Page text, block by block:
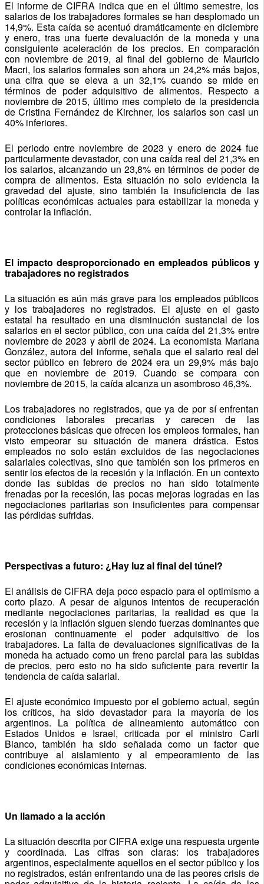
El informe de CIFRA indica que en el último semestre, los
salarios de los trabajadores formales se han desplomado un
14,9%. Esta caída se acentuó dramáticamente en diciembre
y enero, tras una fuerte devaluación de la moneda y una
consiguiente aceleración de los precios. En comparación
con noviembre de 2019, al final del gobierno de Mauricio
Macri, los salarios formales son ahora un 24,2% más bajos,
una cifra que se eleva a un 32,1% cuando se mide en
términos de poder adquisitivo de alimentos. Respecto a
noviembre de 2015, último mes completo de la presidencia
de Cristina Fernández de Kirchner, los salarios son casi un
40% inferiores.
El periodo entre noviembre de 2023 y enero de 2024 fue
particularmente devastador, con una caída real del 21,3% en
los salarios, alcanzando un 23,8% en términos de poder de
compra de alimentos. Esta situación no solo evidencia la
gravedad del ajuste, sino también la insuficiencia de las
políticas económicas actuales para estabilizar la moneda y
controlar la inflación.
El impacto desproporcionado en empleados públicos y
trabajadores no registrados
La situación es aún más grave para los empleados públicos
y los trabajadores no registrados. El ajuste en el gasto
estatal ha resultado en una disminución sustancial de los
salarios en el sector público, con una caída del 21,3% entre
noviembre de 2023 y abril de 2024. La economista Mariana
González, autora del informe, señala que el salario real del
sector público en febrero de 2024 era un 29,9% más bajo
que en noviembre de 2019. Cuando se compara con
noviembre de 2015, la caída alcanza un asombroso 46,3%.
Los trabajadores no registrados, que ya de por sí enfrentan
condiciones laborales precarias y carecen de las
protecciones básicas que ofrecen los empleos formales, han
visto empeorar su situación de manera drástica. Estos
empleados no solo están excluidos de las negociaciones
salariales colectivas, sino que también son los primeros en
sentir los efectos de la recesión y la inflación. En un contexto
donde las subidas de precios no han sido totalmente
frenadas por la recesión, las pocas mejoras logradas en las
negociaciones paritarias son insuficientes para compensar
las pérdidas sufridas.
Perspectivas a futuro: ¿Hay luz al final del túnel?
El análisis de CIFRA deja poco espacio para el optimismo a
corto plazo. A pesar de algunos intentos de recuperación
mediante negociaciones paritarias, la realidad es que la
recesión y la inflación siguen siendo fuerzas dominantes que
erosionan continuamente el poder adquisitivo de los
trabajadores. La falta de devaluaciones significativas de la
moneda ha actuado como un freno parcial para las subidas
de precios, pero esto no ha sido suficiente para revertir la
tendencia de caída salarial.
El ajuste económico impuesto por el gobierno actual, según
los críticos, ha sido devastador para la mayoría de los
argentinos. La política de alineamiento automático con
Estados Unidos e Israel, criticada por el ministro Carli
Bianco, también ha sido señalada como un factor que
contribuye al aislamiento y al empeoramiento de las
condiciones económicas internas.
Un llamado a la acción
La situación descrita por CIFRA exige una respuesta urgente
y coordinada. Las cifras son claras: los trabajadores
argentinos, especialmente aquellos en el sector público y los
no registrados, están enfrentando una de las peores crisis de